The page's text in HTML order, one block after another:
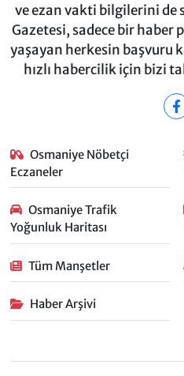
ve ezan vakti bilgilerini de
Gazetesi, sadece bir haber
yaşayan herkesin başvuru
hızlı habercilik için bizi
Osmaniye Nöbetçi
Eczaneler
Osmaniye Trafik
Yoğunluk Haritası
Tüm Manşetler
Haber Arşivi